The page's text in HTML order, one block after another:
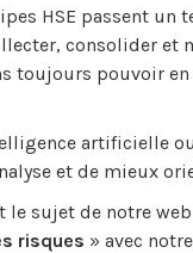
HSE passent un
consolider et
toujours pouvoir
artificielle
et de mieux
le sujet de notre
risques » avec